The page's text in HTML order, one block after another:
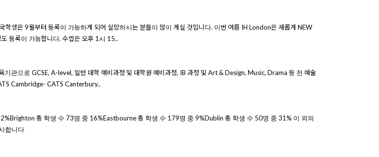
생은 9월부터 등록이 가능하게 되어 실망하시는 분들이 많이 계실 것입니다. 이번 여름 IH London은 새롭게 NEW
등록이 가능합니다. 수업은 오후 1시 15..
관으로 GCSE, A-level, 일반 대학 예비과정 및 대학원 예비과정, IB 과정 및 Art & Design, Music, Drama 등 전 예술
Cambridge- CATS Canterbury..
총 학생 수 73명 중 16%Eastbourne 총 학생 수 179명 중 9%Dublin 총 학생 수 50명 중 31% 이 외의
합니다